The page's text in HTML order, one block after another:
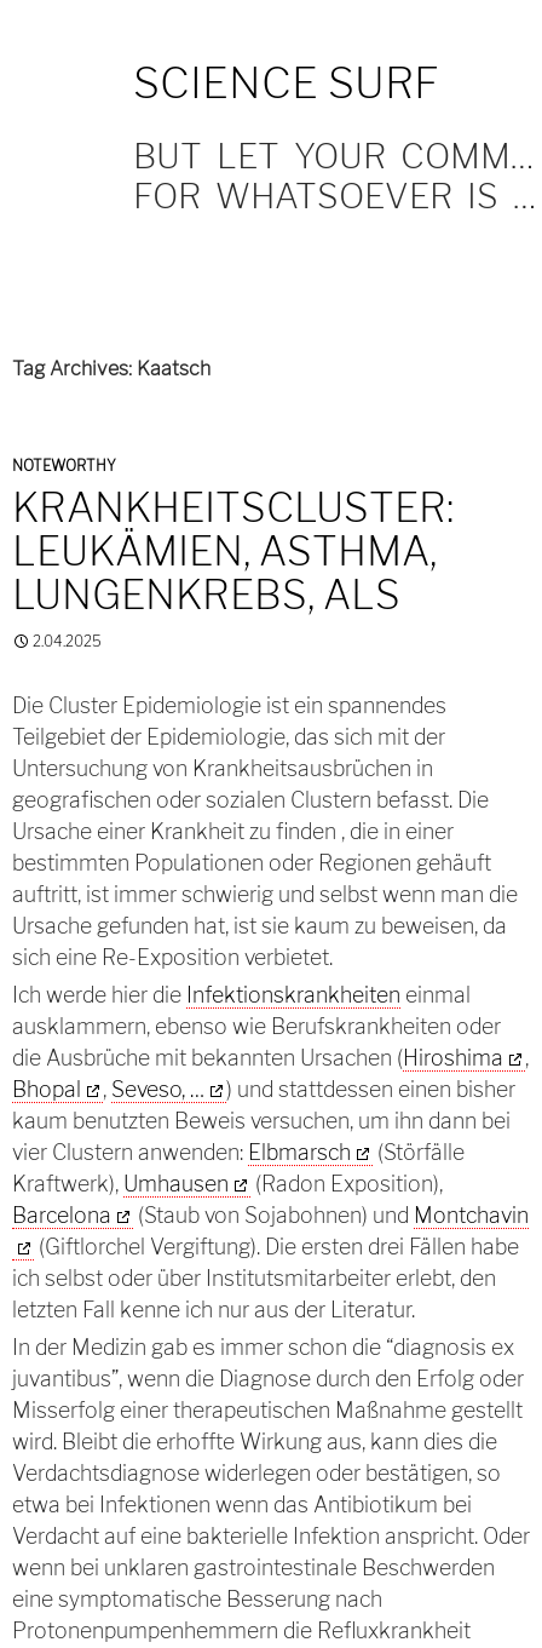
SCIENCE SURF
BUT LET YOUR COMMUNICATION BE YEA, YEA; NAY, NAY.
FOR WHATSOEVER IS MORE THAN THESE COMETH OF EVIL.
Tag Archives: Kaatsch
NOTEWORTHY
KRANKHEITSCLUSTER:
LEUKÄMIEN, ASTHMA,
LUNGENKREBS, ALS
2.04.2025
Die Cluster Epidemiologie ist ein spannendes
Teilgebiet der Epidemiologie, das sich mit der
Untersuchung von Krankheitsausbrüchen in
geografischen oder sozialen Clustern befasst. Die
Ursache einer Krankheit zu finden , die in einer
bestimmten Populationen oder Regionen gehäuft
auftritt, ist immer schwierig und selbst wenn man die
Ursache gefunden hat, ist sie kaum zu beweisen, da
sich eine Re-Exposition verbietet.
Ich werde hier die Infektionskrankheiten einmal
ausklammern, ebenso wie Berufskrankheiten oder
die Ausbrüche mit bekannten Ursachen (Hiroshima
,
Bhopal
, Seveso, …
) und stattdessen einen bisher
kaum benutzten Beweis versuchen, um ihn dann bei
vier Clustern anwenden: Elbmarsch
(Störfälle
Kraftwerk), Umhausen
(Radon Exposition),
Barcelona
(Staub von Sojabohnen) und Montchavin
(Giftlorchel Vergiftung). Die ersten drei Fällen habe
ich selbst oder über Institutsmitarbeiter erlebt, den
letzten Fall kenne ich nur aus der Literatur.
In der Medizin gab es immer schon die “diagnosis ex
juvantibus”, wenn die Diagnose durch den Erfolg oder
Misserfolg einer therapeutischen Maßnahme gestellt
wird. Bleibt die erhoffte Wirkung aus, kann dies die
Verdachtsdiagnose widerlegen oder bestätigen, so
etwa bei Infektionen wenn das Antibiotikum bei
Verdacht auf eine bakterielle Infektion anspricht. Oder
wenn bei unklaren gastrointestinale Beschwerden
eine symptomatische Besserung nach
Protonenpumpenhemmern die Refluxkrankheit